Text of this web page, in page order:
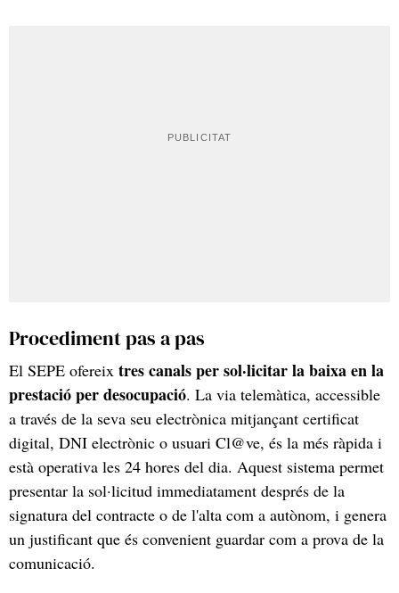
Procediment pas a pas
El SEPE ofereix tres canals per sol·licitar la baixa en la
prestació per desocupació. La via telemàtica, accessible
a través de la seva seu electrònica mitjançant certificat
digital, DNI electrònic o usuari Cl@ve, és la més ràpida i
està operativa les 24 hores del dia. Aquest sistema permet
presentar la sol·licitud immediatament després de la
signatura del contracte o de l'alta com a autònom, i genera
un justificant que és convenient guardar com a prova de la
comunicació.